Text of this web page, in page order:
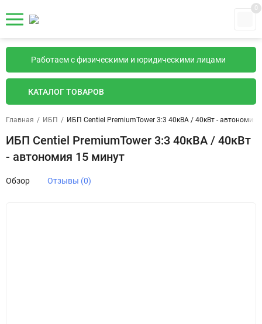
0
Работаем с физическими и юридическими лицами
КАТАЛОГ ТОВАРОВ
Главная / ИБП / ИБП Centiel PremiumTower 3:3 40кВА / 40кВт - автономия
ИБП Centiel PremiumTower 3:3 40кВА / 40кВт
- автономия 15 минут
Обзор Отзывы (0)